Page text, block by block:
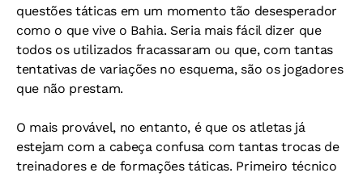
questões táticas em um momento tão desesperador
como o que vive o Bahia. Seria mais fácil dizer que
todos os utilizados fracassaram ou que, com tantas
tentativas de variações no esquema, são os jogadores
que não prestam.
O mais provável, no entanto, é que os atletas já
estejam com a cabeça confusa com tantas trocas de
treinadores e de formações táticas. Primeiro técnico